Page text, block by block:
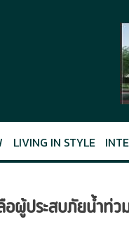
LIVING IN STYLE
อผู้ประสบภัยน้ำ